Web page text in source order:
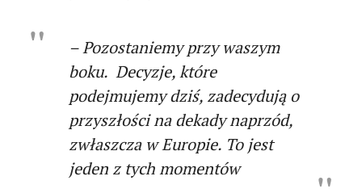
– Pozostaniemy przy waszym
boku. Decyzje, które
podejmujemy dziś, zadecydują o
przyszłości na dekady naprzód,
zwłaszcza w Europie. To jest
jeden z tych momentów